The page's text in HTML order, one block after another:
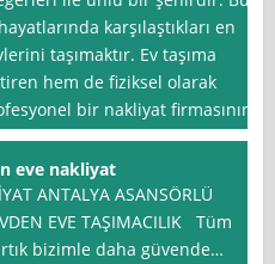
karşılaştıkları en
taşımaktır. Ev taşıma
hem de fiziksel olarak
bir nakliyat firmasının
eve nakliyat
ANTALYA ASANSÖRLÜ
EVE TAŞIMACILIK Tüm
bizimle daha güvende…